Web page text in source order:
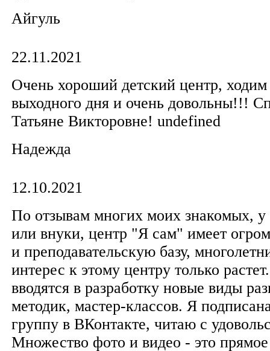
Айгуль
22.11.2021
Очень хороший детский центр,
выходного дня и очень довольны!!!
Татьяне Викторовне! undefined
Надежда
12.10.2021
По отзывам многих моих знакомых, у
или внуки, центр "Я сам" имеет
и преподавательскую базу,
интерес к этому центру только
вводятся в разработку новые виды
методик, мастер-классов. Я
группу в ВКонтакте, читаю с
Множество фото и видео - это прямое